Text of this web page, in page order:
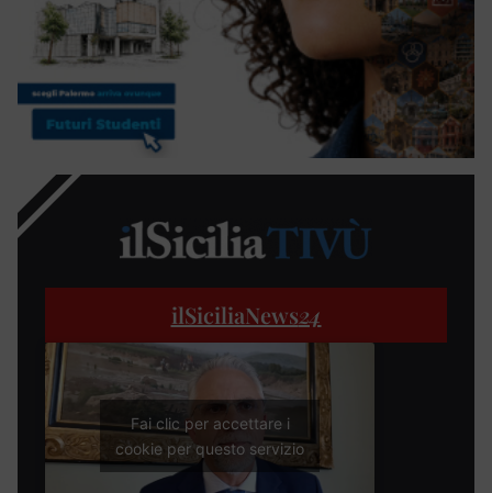
ilSiciliaNews24
Fai clic per accettare i
cookie per questo servizio